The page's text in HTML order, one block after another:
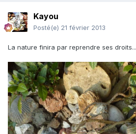
Kayou
Posté(e) 21 février 2013
La nature finira par reprendre ses droits...